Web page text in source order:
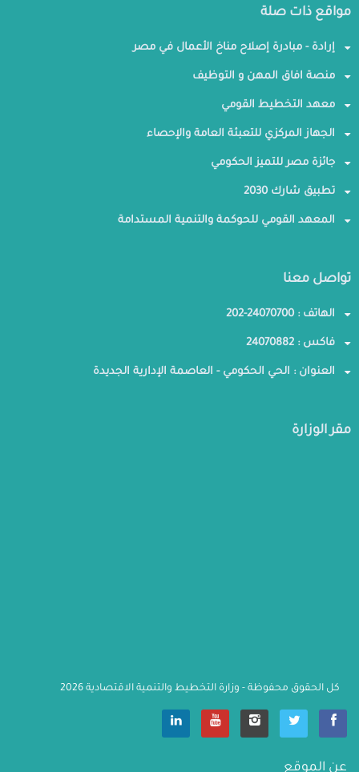
مواقع ذات صلة
إرادة - مبادرة إصلاح مناخ الأعمال في مصر
منصة افاق المهن و التوظيف
معهد التخطيط القومي
الجهاز المركزي للتعبئة العامة والإحصاء
جائزة مصر للتميز الحكومي
تطبيق شارك 2030
المعهد القومي للحوكمة والتنمية المستدامة
تواصل معنا
الهاتف : 24070700-202
فاكس : 24070882
العنوان : الحي الحكومي - العاصمة الإدارية الجديدة
مقر الوزارة
كل الحقوق محفوظة - وزارة التخطيط والتنمية الاقتصادية 2026